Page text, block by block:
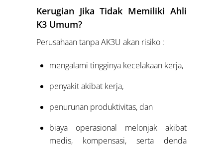
Kerugian Jika Tidak Memiliki Ahli
K3 Umum?
Perusahaan tanpa AK3U akan risiko :
mengalami tingginya kecelakaan kerja,
penyakit akibat kerja,
penurunan produktivitas, dan
biaya operasional melonjak akibat
medis, kompensasi, serta denda